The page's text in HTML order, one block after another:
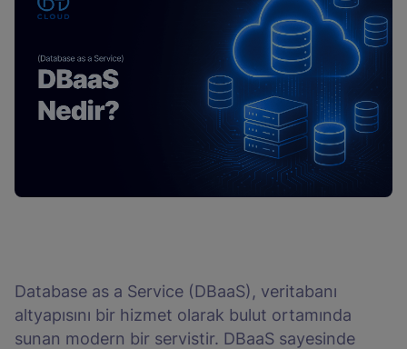
Database as a Service (DBaaS), veritabanı
altyapısını bir hizmet olarak bulut ortamında
sunan modern bir servistir. DBaaS sayesinde